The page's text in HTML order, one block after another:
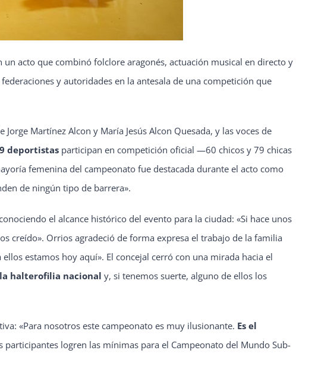
un acto que combinó folclore aragonés, actuación musical en directo y
y autoridades en la antesala de una competición que
Martínez Alcon y María Jesús Alcon Quesada, y las voces de
deportistas participan en competición oficial —60 chicos y 79 chicas
femenina del campeonato fue destacada durante el acto como
de ningún tipo de barrera».
el alcance histórico del evento para la ciudad: «Si hace unos
creído». Orrios agradeció de forma expresa el trabajo de la familia
estamos hoy aquí». El concejal cerró con una mirada hacia el
halterofilia nacional y, si tenemos suerte, alguno de ellos los
«Para nosotros este campeonato es muy ilusionante. Es el
participantes logren las mínimas para el Campeonato del Mundo Sub-